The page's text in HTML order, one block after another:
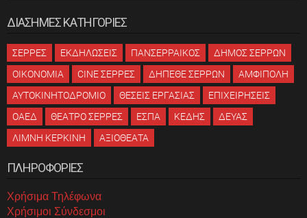
ΔΙΑΣΗΜΕΣ ΚΑΤΗΓΟΡΙΕΣ
ΣΕΡΡΕΣ ΕΚΔΗΛΩΣΕΙΣ ΠΑΝΣΕΡΡΑΙΚΟΣ
ΔΗΜΟΣ ΣΕΡΡΩΝ
ΟΙΚΟΝΟΜΙΑ
CINE ΣΕΡΡΕΣ ΔΗΠΕΘΕ ΣΕΡΡΩΝ
ΑΜΦΙΠΟΛΗ
ΑΥΤΟΚΙΝΗΤΟΔΡΟΜΙΟ
ΘΕΣΕΙΣ ΕΡΓΑΣΙΑΣ
ΕΠΙΧΕΙΡΗΣΕΙΣ
ΟΑΕΔ
ΘΕΑΤΡΟ ΣΕΡΡΕΣ ΕΣΠΑ ΚΕΔΗΣ
ΔΕΥΑΣ
ΛΙΜΝΗ ΚΕΡΚΙΝΗ
ΑΞΙΟΘΕΑΤΑ
ΠΛΗΡΟΦΟΡΙΕΣ
Χρήσιμα Τηλέφωνα
Χρήσιμοι Σύνδεσμοι